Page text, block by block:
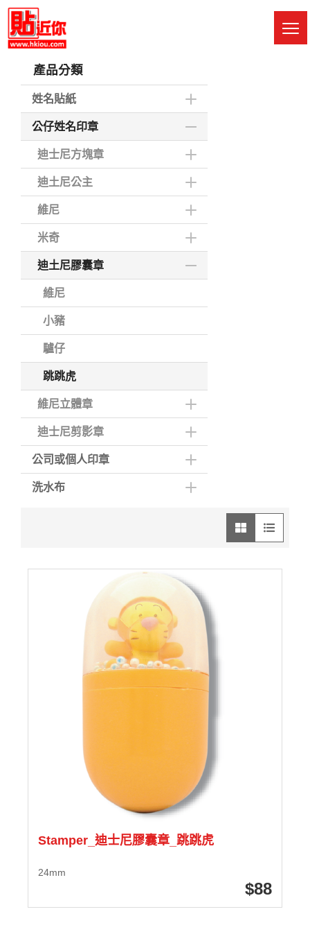
Skip
main
產品分類
姓名貼紙
公仔姓名印章
迪士尼方塊章
迪土尼公主
維尼
米奇
迪土尼膠囊章
維尼
小豬
驢仔
跳跳虎
維尼立體章
迪士尼剪影章
公司或個人印章
洗水布
圖像模式 列表模式
Stamper_迪士尼膠囊章_跳跳虎
24mm
88